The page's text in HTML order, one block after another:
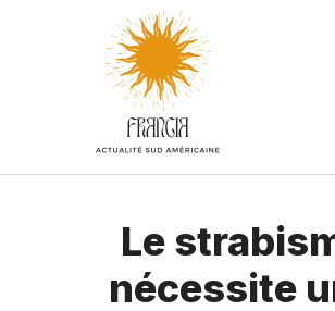
Le
nécessite